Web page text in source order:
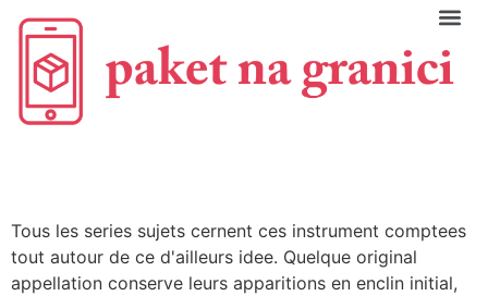
Tous les series sujets cernent ces instrument comptees
tout autour de ce d'ailleurs idee. Quelque original
appellation conserve leurs apparitions en enclin initial,